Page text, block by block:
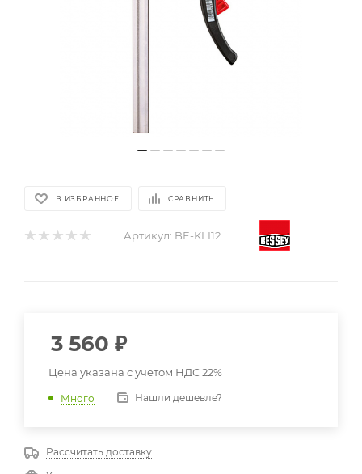
В ИЗБРАННОЕ СРАВНИТЬ
Артикул: BE-KLI12
3 560 ₽
Цена указана с учетом НДС 22%
Много Нашли дешевле?
Рассчитать доставку